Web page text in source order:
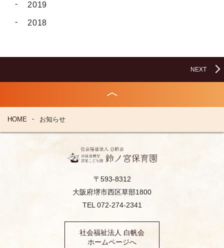
2019
2018
NEXT
HOME お知らせ
〒593-8312
大阪府堺市西区草部1800
TEL 072-274-2341
社会福祉法人 白帆会
ホームページへ